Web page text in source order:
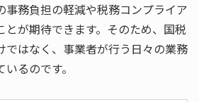
事務負担の軽減や税務コンプライア
とが期待できます。そのため、国税
ではなく、事業者が行う日々の業務
るのです。